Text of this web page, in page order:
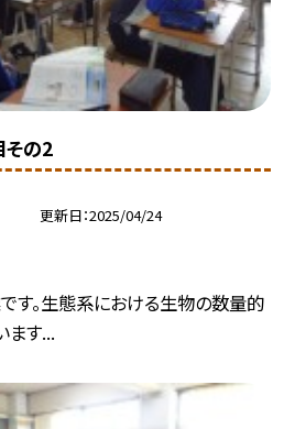
その2
更新日 2025/04/24
す。生態系における生物の数量的
ます...